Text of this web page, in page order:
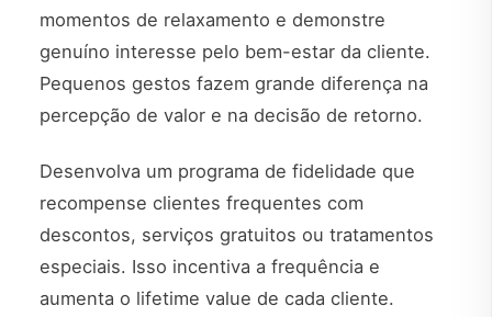
momentos de relaxamento e demonstre
genuíno interesse pelo bem-estar da cliente.
Pequenos gestos fazem grande diferença na
percepção de valor e na decisão de retorno.
Desenvolva um programa de fidelidade que
recompense clientes frequentes com
descontos, serviços gratuitos ou tratamentos
especiais. Isso incentiva a frequência e
aumenta o lifetime value de cada cliente.